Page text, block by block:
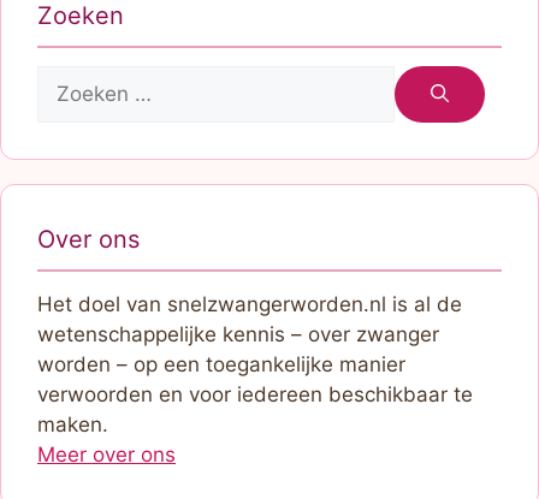
Zoeken
Zoek
Over ons
Het doel van snelzwangerworden.nl is al de
wetenschappelijke kennis – over zwanger
worden – op een toegankelijke manier
verwoorden en voor iedereen beschikbaar te
maken.
Meer over ons